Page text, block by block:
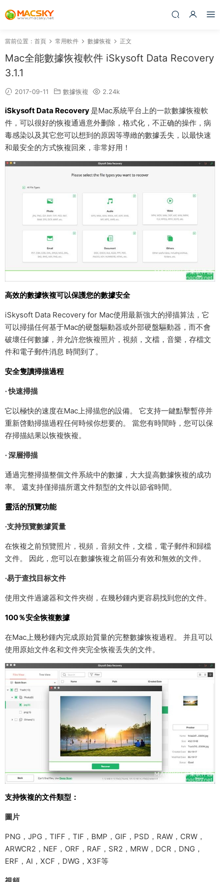
當前位置： 首頁 常用軟件 數據恢複 正文
Mac全能數據恢複軟件 iSkysoft Data Recovery
3.1.1
2017-09-11 數據恢複 2.24k
iSkysoft Data Recovery 是Mac系統平台上的一款數據恢複軟
件，可以很好的恢複通過意外删除，格式化，不正确的操作，病
毒感染以及其它您可以想到的原因等導緻的數據丢失，以最快速
和最安全的方式恢複回來，非常好用！
高效的數據恢複可以保護您的數據安全
iSkysoft Data Recovery for Mac使用最新強大的掃描算法，它
可以掃描任何基于Mac的硬盤驅動器或外部硬盤驅動器，而不會
破壞任何數據，并允許您恢複照片，視頻，文檔，音樂，存檔文
件和電子郵件消息 時間到了。
安全隻讀掃描過程
· 快速掃描
它以極快的速度在Mac上掃描您的設備。 它支持一鍵點擊暫停并
重新啓動掃描過程任何時候你想要的。 當您有時間時，您可以保
存掃描結果以恢複恢複。
· 深層掃描
通過完整掃描整個文件系統中的數據，大大提高數據恢複的成功
率。 還支持僅掃描所選文件類型的文件以節省時間。
靈活的預覽功能
·支持預覽數據質量
在恢複之前預覽照片，視頻，音頻文件，文檔，電子郵件和歸檔
文件。 因此，您可以在數據恢複之前區分有效和無效的文件。
·易于查找目标文件
使用文件過濾器和文件夾樹，在幾秒鍾内更容易找到您的文件。
100％安全恢複數據
在Mac上幾秒鍾内完成原始質量的完整數據恢複過程。 并且可以
使用原始文件名和文件夾完全恢複丢失的文件。
支持恢複的文件類型：
圖片
PNG，JPG，TIFF，TIF，BMP，GIF，PSD，RAW，CRW，
ARWCR2，NEF，ORF，RAF，SR2，MRW，DCR，DNG，
ERF，AI，XCF，DWG，X3F等